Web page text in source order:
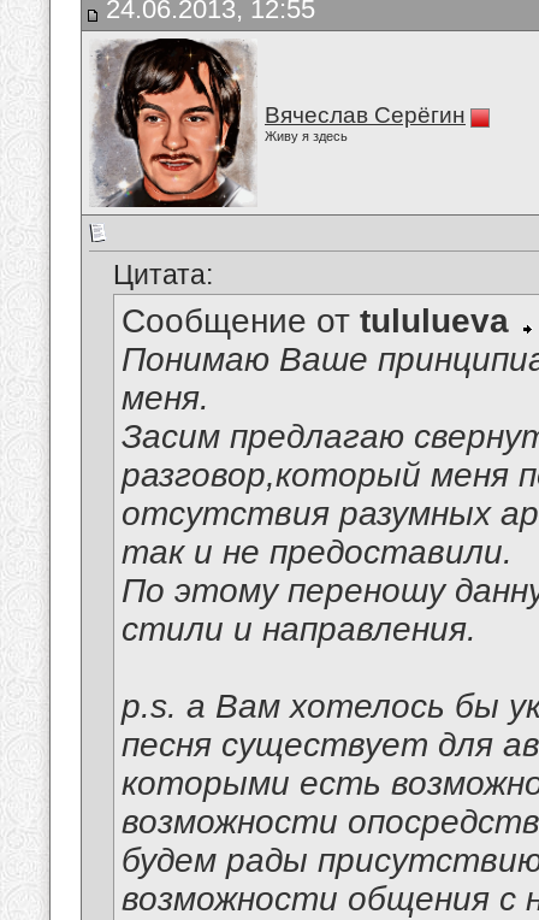
24.06.2013, 12:55
Вячеслав Серёгин
Живу я здесь
Цитата:
Сообщение от tululueva
Понимаю Ваше
меня.
Засим предлагаю
разговор,который меня
отсутствия разумных
так и не предоставили.
По этому переношу
стили и направления.
p.s. а Вам хотелось бы
песня существует для
которыми есть
возможности
будем рады
возможности общения с